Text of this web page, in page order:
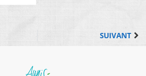
SUIVANT